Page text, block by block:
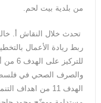
من بلدية بيت لحم.
تحدث خلال النقاش أ.
ربط ريادة الأعمال
والصرف الصحي في
الهدف 11 من